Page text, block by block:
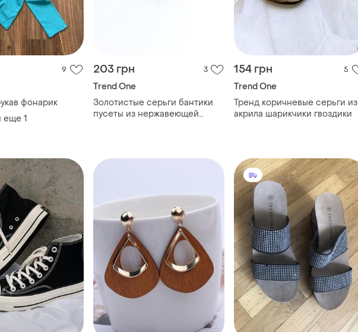
9
фонарик
еще 1
203 грн 3
Trend One
Золотистые серьги бантики
пусеты из нержавеющей
154 грн 5
Trend One
Тренд коричневые серьги из
акрила шарикчики гвоздики